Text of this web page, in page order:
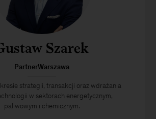
Szarek
PartnerWarszawa
strategii, transakcji oraz wdrażania
w sektorach energetycznym,
paliwowym i chemicznym.